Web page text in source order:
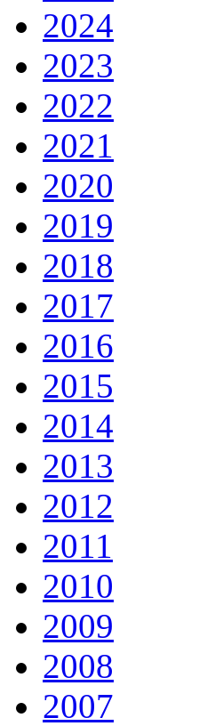
2024
2023
2022
2021
2020
2019
2018
2017
2016
2015
2014
2013
2012
2011
2010
2009
2008
2007